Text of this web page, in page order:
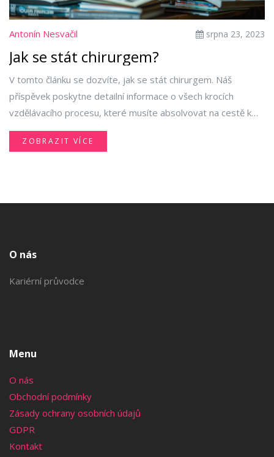
Antonín Nesvačil srpna 23, 2023
Jak se stát chirurgem?
V tomto článku se dozvíte, jak se stát chirurgem. Náš
příspěvek poskytne detailní informace o všech krocích
vzdělávacího procesu, které musíte absolvovat na cestě k
této fascinující a náročné lékařské kariéře. Toto je velmi
důležité a citlivé téma, které mě osobně velmi zajímá, jak
ZOBRAZIT VÍCE
O nás
Kariérní průvodce
Menu
O nás
Obchodní podmínky
Zásady ochrany osobních údajů
GDPR
Kontakt